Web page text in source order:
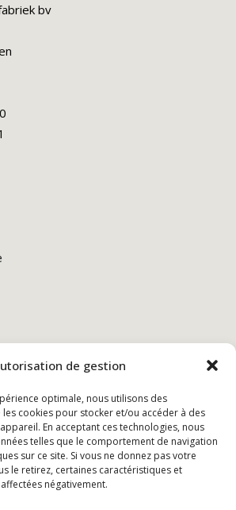
de gestion
optimale, nous utilisons des
cookies pour stocker et/ou accéder à des
En acceptant ces technologies, nous
telles que le comportement de navigation
sur ce site. Si vous ne donnez pas votre
le retirez, certaines caractéristiques et
négativement.
bv
de vente
de cookies